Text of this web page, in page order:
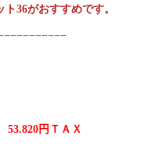
36がおすすめです。
53.820円ＴＡＸ